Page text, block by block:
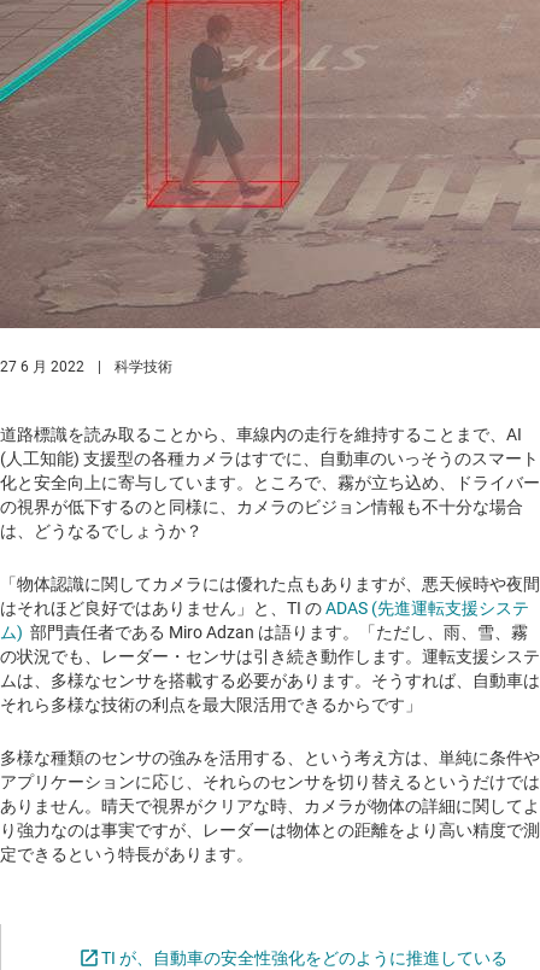
27 6 月 2022 科学技術
道路標識を読み取ることから、車線内の走行を維持することまで、AI
(人工知能) 支援型の各種カメラはすでに、自動車のいっそうのスマート
化と安全向上に寄与しています。ところで、霧が立ち込め、ドライバー
の視界が低下するのと同様に、カメラのビジョン情報も不十分な場合
は、どうなるでしょうか？
「物体認識に関してカメラには優れた点もありますが、悪天候時や夜間
はそれほど良好ではありません」と、TI のADAS (先進運転支援システ
ム) 部門責任者である Miro Adzan は語ります。「ただし、雨、雪、霧
の状況でも、レーダー・センサは引き続き動作します。運転支援システ
ムは、多様なセンサを搭載する必要があります。そうすれば、自動車は
それら多様な技術の利点を最大限活用できるからです」
多様な種類のセンサの強みを活用する、という考え方は、単純に条件や
アプリケーションに応じ、それらのセンサを切り替えるというだけでは
ありません。晴天で視界がクリアな時、カメラが物体の詳細に関してよ
り強力なのは事実ですが、レーダーは物体との距離をより高い精度で測
定できるという特長があります。
TI が、自動車の安全性強化をどのように推進している